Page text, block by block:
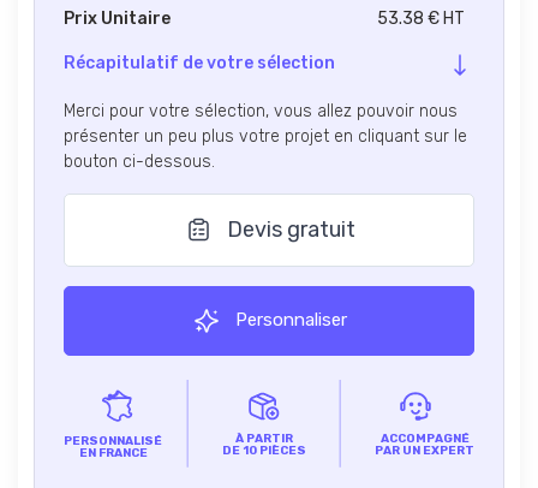
Prix Unitaire 53.38 € HT
Récapitulatif de votre sélection
Merci pour votre sélection, vous allez pouvoir nous
présenter un peu plus votre projet en cliquant sur le
bouton ci-dessous.
Devis gratuit
Personnaliser
PERSONNALISÉ
EN FRANCE
À PARTIR
DE 10 PIÈCES
ACCOMPAGNÉ
PAR UN EXPERT